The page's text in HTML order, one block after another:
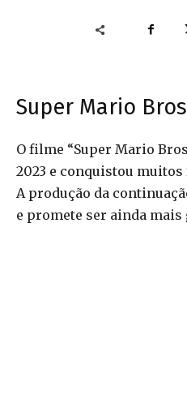
Super Mario
O filme “Super Mario
2023 e conquistou
A produção da
e promete ser ainda mais